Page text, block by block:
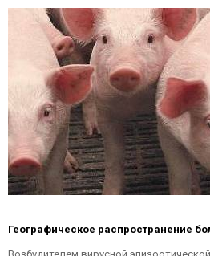
Географическое распространение